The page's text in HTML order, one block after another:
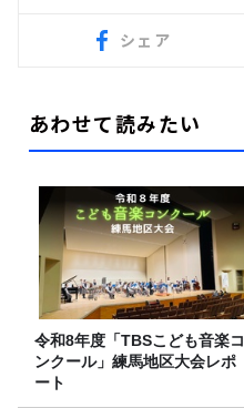
シェア
あわせて読みたい
令和8年度「TBSこども音楽コ
ンクール」練馬地区大会レポ
ート